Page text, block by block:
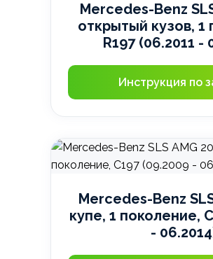
Mercedes-Benz
открытый кузов, 1
R197 (06.2011 -
Инструкция по
Mercedes-Benz
купе, 1 поколение,
-